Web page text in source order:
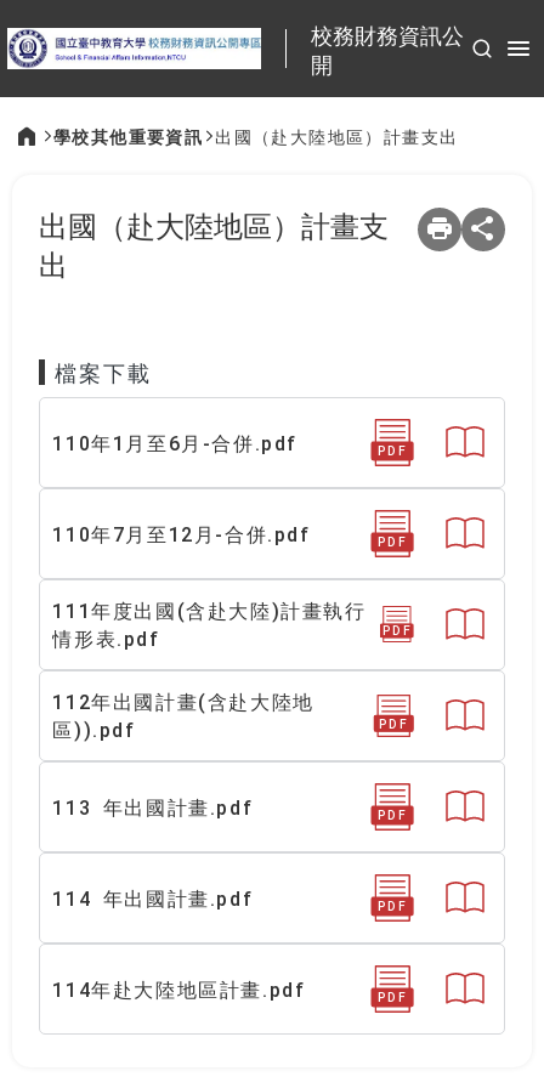
校務財務資訊公
開
學校其他重要資訊 出國（赴大陸地區）計畫支出
出國（赴大陸地區）計畫支
出
檔案下載
110年1月至6月-合併.pdf PDF
110年7月至12月-合併.pdf PDF
111年度出國(含赴大陸)計畫執行
情形表.pdf
PDF
112年出國計畫(含赴大陸地
區)).pdf
PDF
113 年出國計畫.pdf PDF
114 年出國計畫.pdf PDF
114年赴大陸地區計畫.pdf PDF